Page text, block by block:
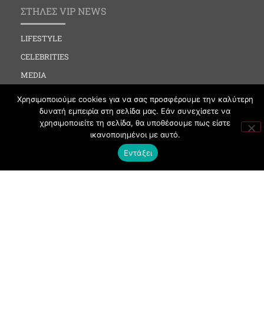
ΣΤΗΛΕΣ VIP NEWS
LIFESTYLE
CELEBRITIES
MEDIA
CLUBBING
FASHION
Χρησιμοποιούμε cookies για να σας προσφέρουμε την καλύτερη
δυνατή εμπειρία στη σελίδα μας. Εάν συνεχίσετε να
χρησιμοποιείτε τη σελίδα, θα υποθέσουμε πως είστε
ικανοποιημένοι με αυτό.
Εντάξει